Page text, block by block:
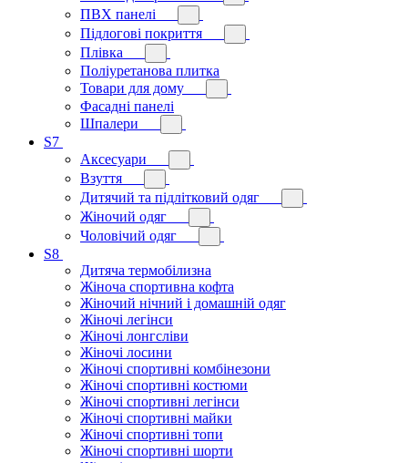
ПВХ панелі
Підлогові покриття
Плівка
Поліуретанова плитка
Товари для дому
Фасадні панелі
Шпалери
S7
Аксесуари
Взуття
Дитячий та підлітковий одяг
Жіночий одяг
Чоловічий одяг
S8
Дитяча термобілизна
Жіноча спортивна кофта
Жіночий нічний і домашній одяг
Жіночі легінси
Жіночі лонгсліви
Жіночі лосини
Жіночі спортивні комбінезони
Жіночі спортивні костюми
Жіночі спортивні легінси
Жіночі спортивні майки
Жіночі спортивні топи
Жіночі спортивні шорти